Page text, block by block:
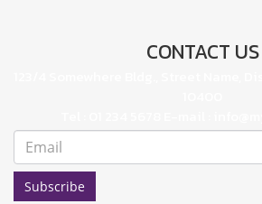
CONTACT US
Subscribe